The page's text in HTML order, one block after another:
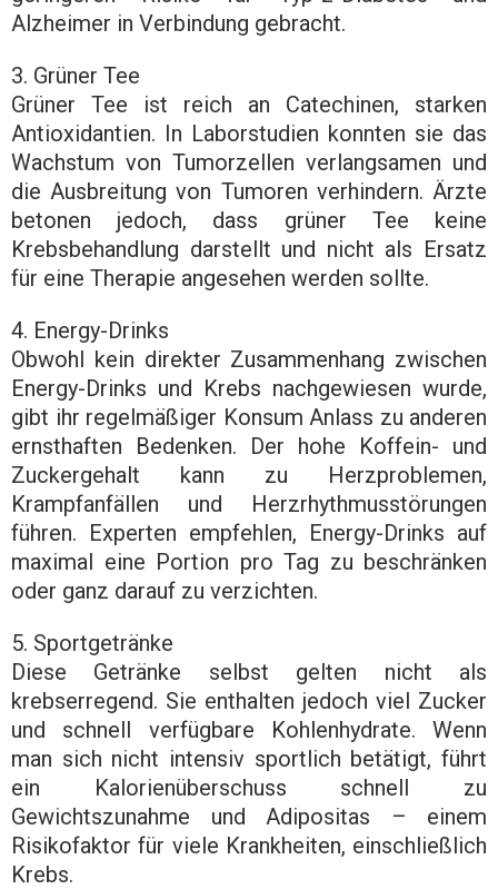
Alzheimer in Verbindung gebracht.
3. Grüner Tee
Grüner Tee ist reich an Catechinen, starken
Antioxidantien. In Laborstudien konnten sie das
Wachstum von Tumorzellen verlangsamen und
die Ausbreitung von Tumoren verhindern. Ärzte
betonen jedoch, dass grüner Tee keine
Krebsbehandlung darstellt und nicht als Ersatz
für eine Therapie angesehen werden sollte.
4. Energy-Drinks
Obwohl kein direkter Zusammenhang zwischen
Energy-Drinks und Krebs nachgewiesen wurde,
gibt ihr regelmäßiger Konsum Anlass zu anderen
ernsthaften Bedenken. Der hohe Koffein- und
Zuckergehalt kann zu Herzproblemen,
Krampfanfällen und Herzrhythmusstörungen
führen. Experten empfehlen, Energy-Drinks auf
maximal eine Portion pro Tag zu beschränken
oder ganz darauf zu verzichten.
5. Sportgetränke
Diese Getränke selbst gelten nicht als
krebserregend. Sie enthalten jedoch viel Zucker
und schnell verfügbare Kohlenhydrate. Wenn
man sich nicht intensiv sportlich betätigt, führt
ein Kalorienüberschuss schnell zu
Gewichtszunahme und Adipositas – einem
Risikofaktor für viele Krankheiten, einschließlich
Krebs.